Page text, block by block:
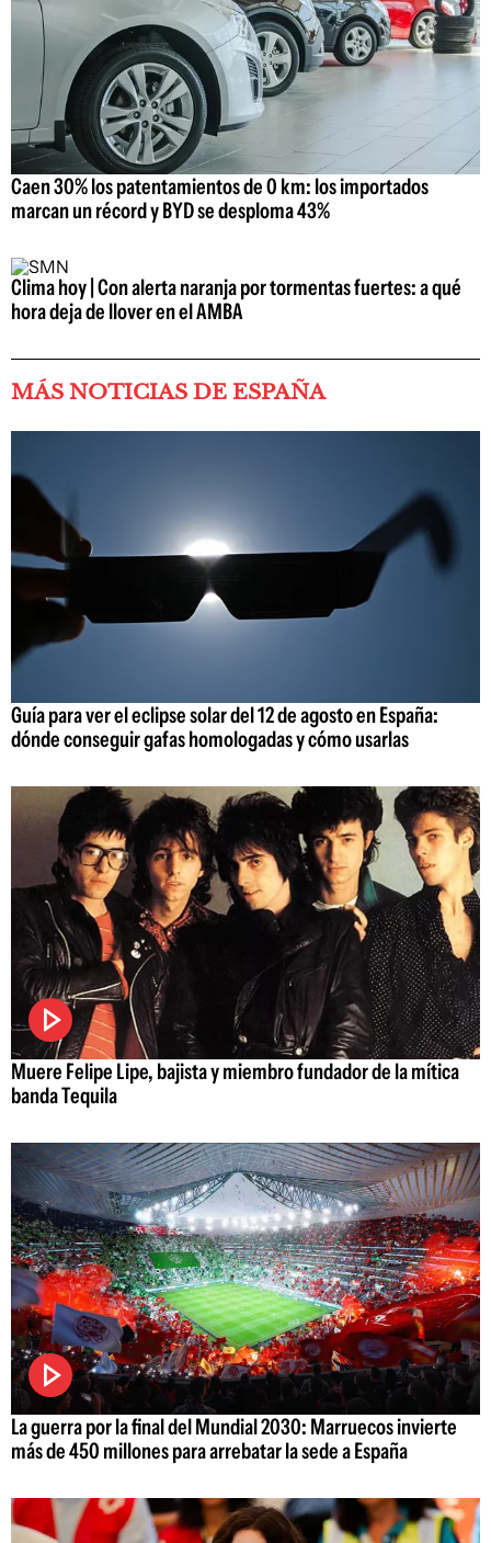
Caen 30% los patentamientos de 0 km: los importados
marcan un récord y BYD se desploma 43%
Clima hoy | Con alerta naranja por tormentas fuertes: a qué
hora deja de llover en el AMBA
MÁS NOTICIAS DE ESPAÑA
Guía para ver el eclipse solar del 12 de agosto en España:
dónde conseguir gafas homologadas y cómo usarlas
Muere Felipe Lipe, bajista y miembro fundador de la mítica
banda Tequila
La guerra por la final del Mundial 2030: Marruecos invierte
más de 450 millones para arrebatar la sede a España